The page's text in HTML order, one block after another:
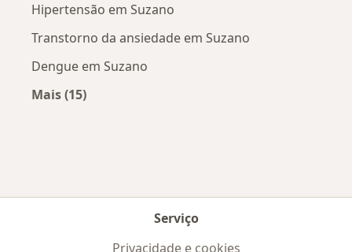
Hipertensão em Suzano
Transtorno da ansiedade em Suzano
Dengue em Suzano
Mais (15)
Serviço
Privacidade e cookies